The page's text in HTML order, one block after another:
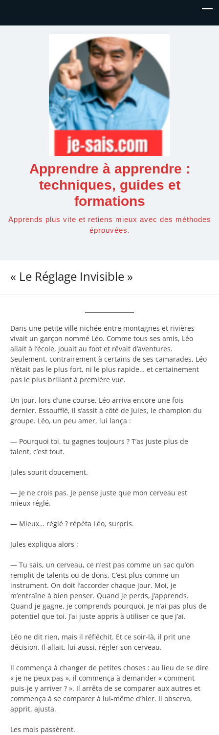
Apprendre à apprendre :
techniques, guides et
formations
Apprends plus vite et retiens mieux avec des méthodes
éprouvées.
« Le Réglage Invisible »
Dans une petite ville nichée entre montagnes et rivières
vivait un garçon nommé Léo. Comme tous ses amis, Léo
allait à l’école, jouait au foot et rêvait d’aventures.
Seulement, contrairement à certains de ses camarades, Léo
n’était pas le plus fort, ni le plus rapide… et certainement
pas le plus brillant à première vue.
Un jour, lors d’une course, Léo arriva encore une fois
dernier. Essoufflé, il s’assit à côté de Jules, le champion du
groupe. Léo, un peu amer, lui lança :
— Pourquoi toi, tu gagnes toujours ? T’as juste plus de
talent, c’est tout.
Jules sourit doucement.
— Je ne crois pas. Je pense juste que mon cerveau est
mieux réglé.
— Mieux… réglé ? répéta Léo, surpris.
Jules expliqua alors :
— Tu sais, un cerveau, ce n’est pas comme un sac qu’on
remplit de talents ou de dons. C’est plus comme un
instrument. On doit l’accorder chaque jour. Moi, je
m’entraîne à bien penser. Quand je perds, j’apprends.
Quand je gagne, je comprends pourquoi. Je n’ai pas plus de
potentiel que toi. J’ai juste appris à utiliser ce que j’ai.
Léo ne dit rien, mais il réfléchit. Et ce soir-là, il prit une
décision. Il allait, lui aussi, régler son cerveau.
Il commença à changer de petites choses : au lieu de se dire
« je ne peux pas », il commença à demander « comment
puis-je y arriver ? ». Il arrêta de se comparer aux autres et
commença à se comparer à lui-même d’hier. Il observa,
apprit, ajusta.
Les mois passèrent.